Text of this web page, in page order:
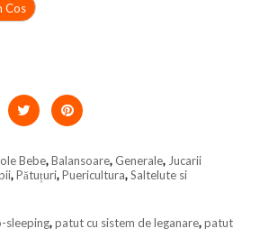
Cos
Bebe,Balansoare, Generale, Jucarii
,Pătuțuri,Puericultura,Saltelute si
sleeping,patut cu sistem de leganare,patut